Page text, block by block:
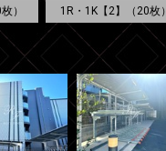
） 1R・1K【2】（20枚）